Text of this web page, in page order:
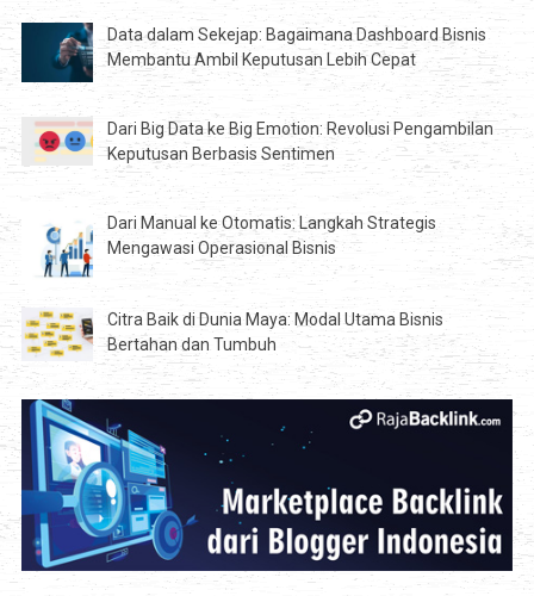
Data dalam Sekejap: Bagaimana Dashboard Bisnis
Membantu Ambil Keputusan Lebih Cepat
Dari Big Data ke Big Emotion: Revolusi Pengambilan
Keputusan Berbasis Sentimen
Dari Manual ke Otomatis: Langkah Strategis
Mengawasi Operasional Bisnis
Citra Baik di Dunia Maya: Modal Utama Bisnis
Bertahan dan Tumbuh